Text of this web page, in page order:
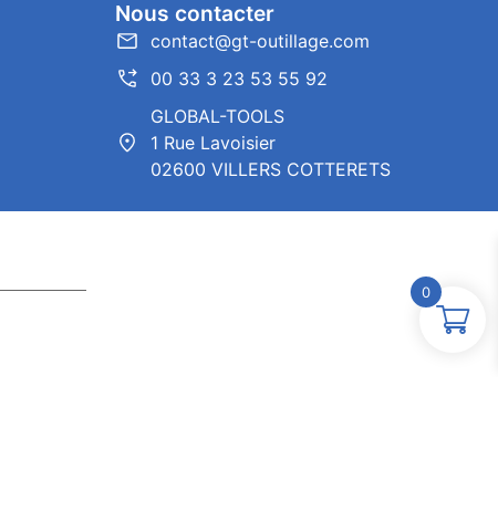
Nous contacter
contact@gt-outillage.com
00 33 3 23 53 55 92
GLOBAL-TOOLS
1 Rue Lavoisier
02600 VILLERS COTTERETS
0